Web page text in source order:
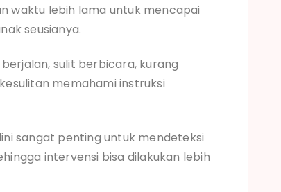
waktu lebih lama untuk mencapai
seusianya.
sulit berbicara, kurang
memahami instruksi
sangat penting untuk mendeteksi
intervensi bisa dilakukan lebih